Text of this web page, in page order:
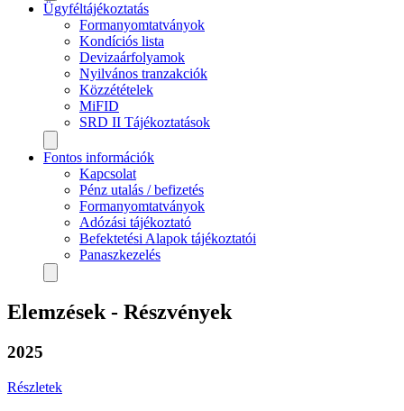
Ügyféltájékoztatás
Formanyomtatványok
Kondíciós lista
Devizaárfolyamok
Nyilvános tranzakciók
Közzétételek
MiFID
SRD II Tájékoztatások
Fontos információk
Kapcsolat
Pénz utalás / befizetés
Formanyomtatványok
Adózási tájékoztató
Befektetési Alapok tájékoztatói
Panaszkezelés
Elemzések - Részvények
2025
Részletek